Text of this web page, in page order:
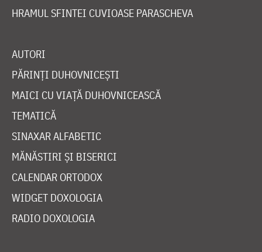
HRAMUL SFINTEI CUVIOASE PARASCHEVA
AUTORI
PĂRINȚI DUHOVNICEȘTI
MAICI CU VIAȚĂ DUHOVNICEASCĂ
TEMATICĂ
SINAXAR ALFABETIC
MĂNĂSTIRI ȘI BISERICI
CALENDAR ORTODOX
WIDGET DOXOLOGIA
RADIO DOXOLOGIA